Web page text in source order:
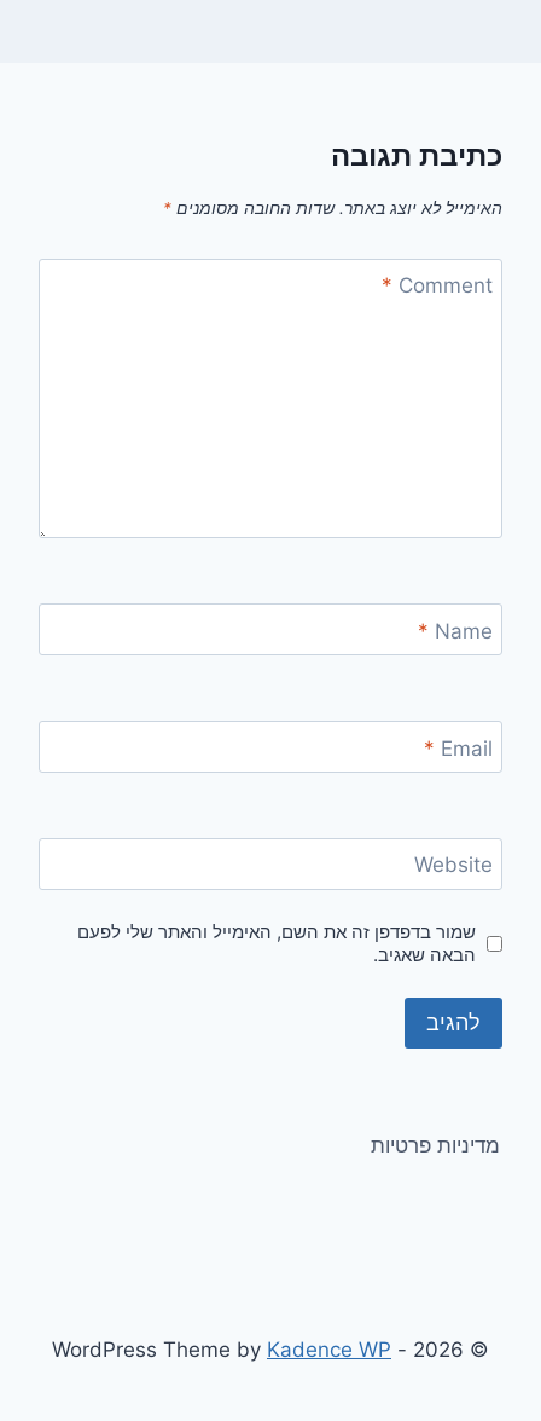
כתיבת תגובה
האימייל לא יוצג באתר. שדות החובה מסומנים *
Comment
*
Name
*
Email
*
Website
שמור בדפדפן זה את השם, האימייל והאתר שלי לפעם
הבאה שאגיב.
מדיניות פרטיות
© 2026 - WordPress Theme by
Kadence WP